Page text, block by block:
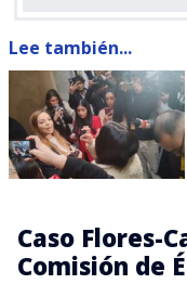
Lee también...
Caso Flores-
Comisión de